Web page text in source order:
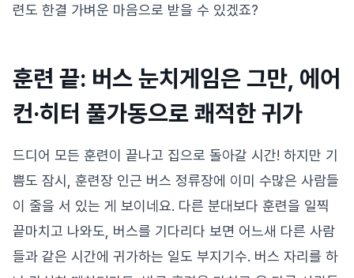
련도 한결 가벼운 마음으로 받을 수 있겠죠?
훈련 끝: 버스 눈치게임은 그만, 에어
컨·히터 풀가동으로 쾌적한 귀가
드디어 모든 훈련이 끝나고 집으로 돌아갈 시간! 하지만 기
쁨도 잠시, 훈련장 인근 버스 정류장에 이미 수많은 사람들
이 줄을 서 있는 게 보이네요. 다른 분대보다 훈련을 일찍
끝마치고 나와도, 버스를 기다리다 보면 어느새 다른 사람
들과 같은 시간에 귀가하는 일도 부지기수. 버스 자리를 하